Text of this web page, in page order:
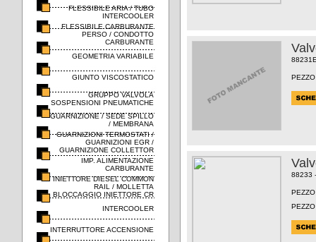
FLESSIBILE ARIA / TUBO
INTERCOOLER
FLESSIBILE CARBURANTE
PERSO / CONDOTTO
CARBURANTE
GEOMETRIA VARIABILE
GIUNTO VISCOSTATICO
GRUPPO VALVOLA
SOSPENSIONI PNEUMATICHE
GUARNIZIONE / SEDE SPILLO
/ MEMBRANA
GUARNIZIONI TERMOSTATI /
GUARNIZIONI EGR /
GUARNIZIONE COLLETTOR
IMP. ALIMENTAZIONE
CARBURANTE
INIETTORE DIESEL COMMON
RAIL / MOLLETTA
BLOCCAGGIO INIETTORE CR
INTERCOOLER
INTERRUTTORE ACCENSIONE
88233